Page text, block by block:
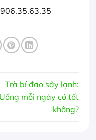
Trà bí đao sấy lạnh:
Uống mỗi ngày có tốt
không?